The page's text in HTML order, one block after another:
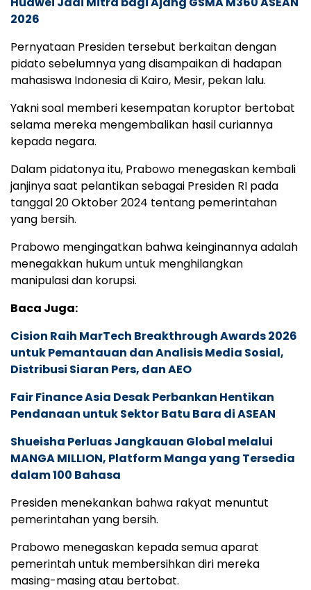
2026
Pernyataan Presiden tersebut berkaitan dengan
pidato sebelumnya yang disampaikan di hadapan
mahasiswa Indonesia di Kairo, Mesir, pekan lalu.
Yakni soal memberi kesempatan koruptor bertobat
selama mereka mengembalikan hasil curiannya
kepada negara.
Dalam pidatonya itu, Prabowo menegaskan kembali
janjinya saat pelantikan sebagai Presiden RI pada
tanggal 20 Oktober 2024 tentang pemerintahan
yang bersih.
Prabowo mengingatkan bahwa keinginannya adalah
menegakkan hukum untuk menghilangkan
manipulasi dan korupsi.
Baca Juga:
Cision Raih MarTech Breakthrough Awards 2026
untuk Pemantauan dan Analisis Media Sosial,
Distribusi Siaran Pers, dan AEO
Fair Finance Asia Desak Perbankan Hentikan
Pendanaan untuk Sektor Batu Bara di ASEAN
Shueisha Perluas Jangkauan Global melalui
MANGA MILLION, Platform Manga yang Tersedia
dalam 100 Bahasa
Presiden menekankan bahwa rakyat menuntut
pemerintahan yang bersih.
Prabowo menegaskan kepada semua aparat
pemerintah untuk membersihkan diri mereka
masing-masing atau bertobat.